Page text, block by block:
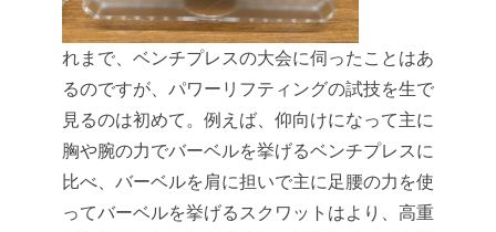
れまで、ベンチプレスの大会に伺ったことはあ
るのですが、パワーリフティングの試技を生で
見るのは初めて。例えば、仰向けになって主に
胸や腕の力でバーベルを挙げるベンチプレスに
比べ、バーベルを肩に担いで主に足腰の力を使
ってバーベルを挙げるスクワットはより、高重